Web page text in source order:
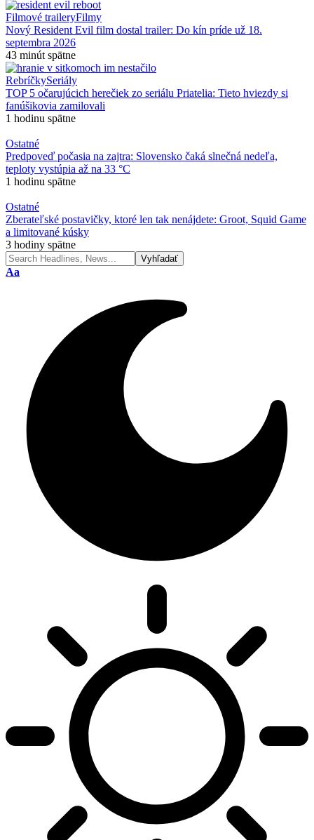
Filmové traileryFilmy
Nový Resident Evil film dostal trailer: Do kín príde už 18.
septembra 2026
43 minút spätne
RebríčkySeriály
TOP 5 očarujúcich herečiek zo seriálu Priatelia: Tieto hviezdy si
fanúšikovia zamilovali
1 hodinu spätne
Ostatné
Predpoveď počasia na zajtra: Slovensko čaká slnečná nedeľa,
teploty vystúpia až na 33 °C
1 hodinu spätne
Ostatné
Zberateľské postavičky, ktoré len tak nenájdete: Groot, Squid Game
a limitované kúsky
3 hodiny spätne
Font
Aa